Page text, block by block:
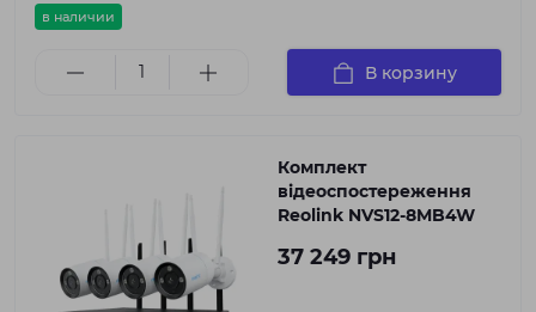
в наличии
В корзину
Комплект
відеоспостереження
Reolink NVS12-8MB4W
37 249 грн